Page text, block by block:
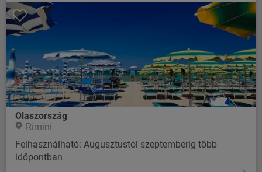
Olaszország
Rimini
Felhasználható: Augusztustól szeptemberig több
időpontban